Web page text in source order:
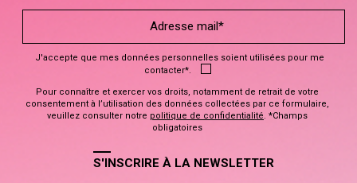
J'accepte que mes données personnelles soient utilisées pour me
contacter*.
Pour connaître et exercer vos droits, notamment de retrait de votre
consentement à l’utilisation des données collectées par ce formulaire,
veuillez consulter notre politique de confidentialité. *Champs
obligatoires
S'INSCRIRE À LA NEWSLETTER